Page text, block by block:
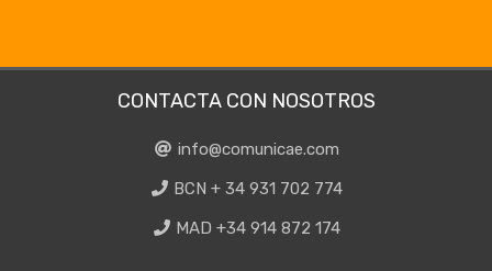
CONTACTA CON NOSOTROS
info@comunicae.com
BCN + 34 931 702 774
MAD +34 914 872 174